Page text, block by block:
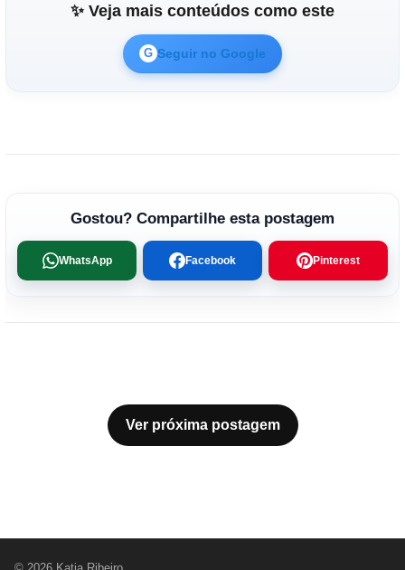
✨ Veja mais conteúdos como este
G Seguir no Google
Gostou? Compartilhe esta postagem
WhatsApp Facebook Pinterest
Ver próxima postagem